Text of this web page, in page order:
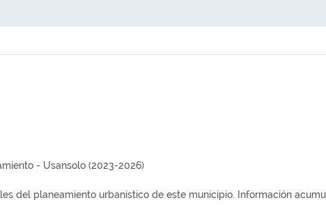
- Usansolo (2023-2026)
del planeamiento urbanístico de este municipio. Información